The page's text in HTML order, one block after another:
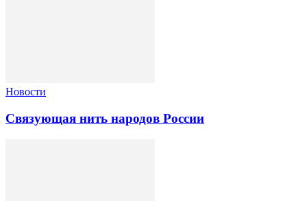
Новости
Связующая нить народов России